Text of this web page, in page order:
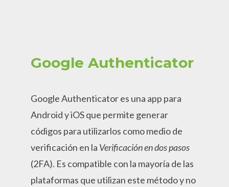
Google Authenticator
Google Authenticator es una app para
Android y iOS que permite generar
códigos para utilizarlos como medio de
verificación en la Verificación en dos pasos
(2FA). Es compatible con la mayoría de las
plataformas que utilizan este método y no